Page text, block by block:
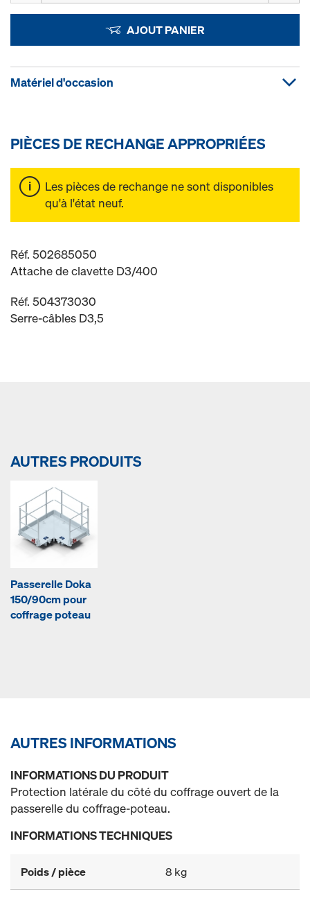
AJOUT PANIER
Matériel d'occasion
PIÈCES DE RECHANGE APPROPRIÉES
Les pièces de rechange ne sont disponibles
qu'à l'état neuf.
Réf. 502685050
Attache de clavette D3/400
Réf. 504373030
Serre-câbles D3,5
AUTRES PRODUITS
Passerelle Doka
150/90cm pour
coffrage poteau
AUTRES INFORMATIONS
INFORMATIONS DU PRODUIT
Protection latérale du côté du coffrage ouvert de la
passerelle du coffrage-poteau.
INFORMATIONS TECHNIQUES
Poids / pièce 8 kg